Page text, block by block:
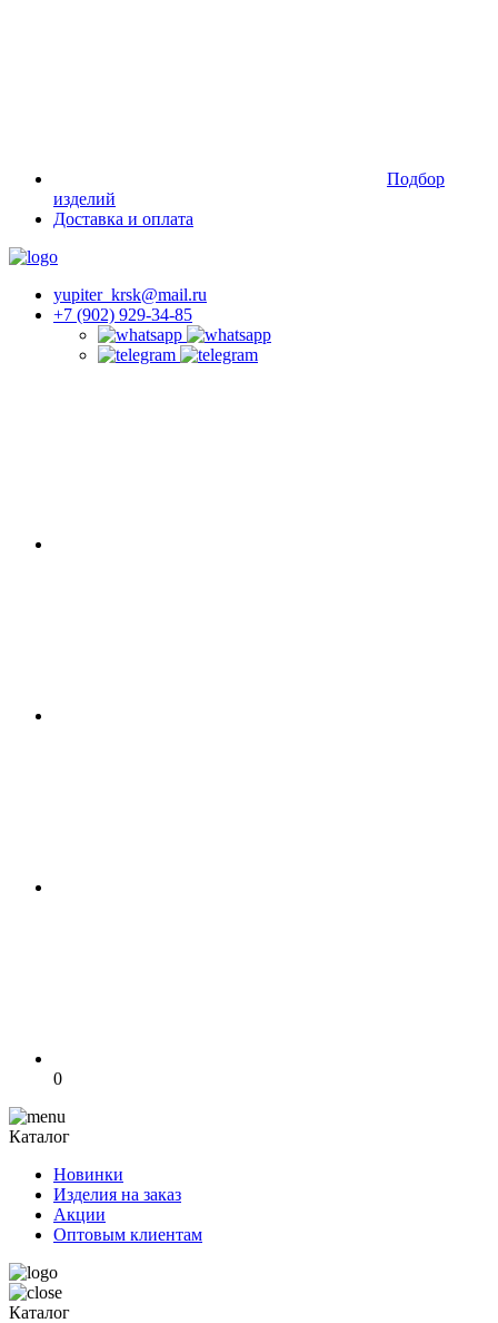
Подбор
изделий
Доставка и оплата
yupiter_krsk@mail.ru
+7 (902) 929-34-85
0
Каталог
Новинки
Изделия на заказ
Акции
Оптовым клиентам
Каталог